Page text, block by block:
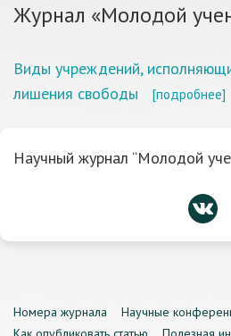
Журнал «Молодой
Виды учреждений,
лишения свободы
[подробнее]
Научный журнал “Молодой
Номера журнала Научные